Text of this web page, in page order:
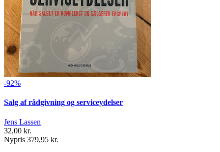
-92%
Salg af rådgivning og serviceydelser
Jens Lassen
32,00 kr.
Nypris 379,95 kr.